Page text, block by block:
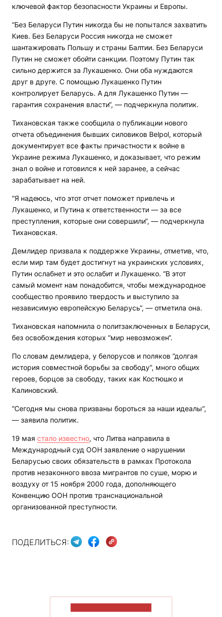
ключевой фактор безопасности Украины и Европы.
“Без Беларуси Путин никогда бы не попытался захватить
Киев. Без Беларуси Россия никогда не сможет
шантажировать Польшу и страны Балтии. Без Беларуси
Путин не сможет обойти санкции. Поэтому Путин так
сильно держится за Лукашенко. Они оба нуждаются
друг в друге. С помощью Лукашенко Путин
контролирует Беларусь. А для Лукашенко Путин —
гарантия сохранения власти“, — подчеркнула политик.
Тихановская также сообщила о публикации нового
отчета объединения бывших силовиков Belpol, который
документирует все факты причастности к войне в
Украине режима Лукашенко, и доказывает, что режим
знал о войне и готовился к ней заранее, а сейчас
зарабатывает на ней.
“Я надеюсь, что этот отчет поможет привлечь и
Лукашенко, и Путина к ответственности — за все
преступления, которые они совершили“, — подчеркнула
Тихановская.
Демлидер призвала к поддержке Украины, отметив, что,
если мир там будет достигнут на украинских условиях,
Путин ослабнет и это ослабит и Лукашенко. “В этот
самый момент нам понадобится, чтобы международное
сообщество проявило твердость и выступило за
независимую европейскую Беларусь“, — отметила она.
Тихановская напомнила о политзаключенных в Беларуси,
без освобождения которых “мир невозможен“.
По словам демлидера, у белорусов и поляков “долгая
история совместной борьбы за свободу“, много общих
героев, борцов за свободу, таких как Костюшко и
Калиновский.
“Сегодня мы снова призваны бороться за наши идеалы“,
— заявила политик.
19 мая стало известно, что Литва направила в
Международный суд ООН заявление о нарушении
Беларусью своих обязательств в рамках Протокола
против незаконного ввоза мигрантов по суше, морю и
воздуху от 15 ноября 2000 года, дополняющего
Конвенцию ООН против транснациональной
организованной преступности.
ПОДЕЛИТЬСЯ: